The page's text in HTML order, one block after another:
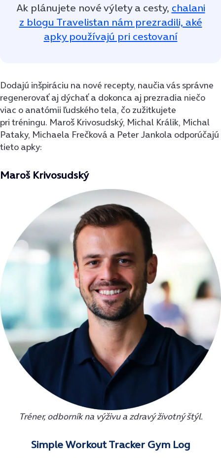
Ak plánujete nové výlety a cesty, chalani
z blogu Travelistan nám prezradili, aké
apky používajú pri cestovaní
Dodajú inšpiráciu na nové recepty, naučia vás správne
regenerovať aj dýchať a dokonca aj prezradia niečo
viac o anatómii ľudského tela, čo zužitkujete
pri tréningu. Maroš Krivosudský, Michal Králik, Michal
Pataky, Michaela Frečková a Peter Jankola odporúčajú
tieto apky:
Maroš Krivosudský
Tréner, odborník na výživu a zdravý životný štýl.
Simple Workout Tracker Gym Log